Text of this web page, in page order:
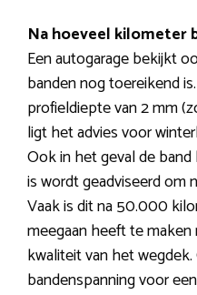
Na hoeveel kilometer
Een autogarage bekijkt
banden nog toereikend
profieldiepte van 2 mm
ligt het advies voor
Ook in het geval de
is wordt geadviseerd om
Vaak is dit na 50.000
meegaan heeft te
kwaliteit van het
bandenspanning voor